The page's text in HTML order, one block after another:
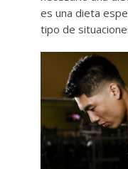
es una dieta
tipo de